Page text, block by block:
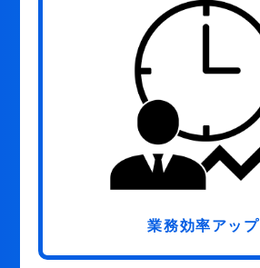
業務効率アップ